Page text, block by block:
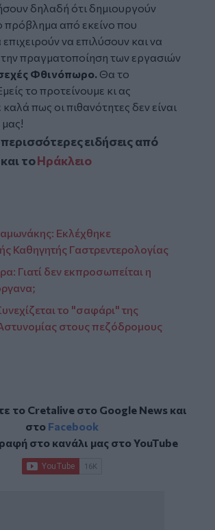
δηλαδή ότι δημιουργούν
πρόβλημα από εκείνο που
να επιλύσουν και να
πραγματοποίηση των εργασιών
Φθινόπωρο. Θα το
το προτείνουμε κι ας
πως οι πιθανότητες δεν είναι
μας!
ειδήσεις από
και τοΗράκλειο
Εκλέχθηκε
Καθηγητής Γαστρεντερολογίας
Γιατί δεν εκπροσωπείται η
το "σαφάρι" της
στους πεζόδρομους
το Cretalive στο Google Newsκαι
στο Facebook
στο κανάλι μας στοYouTube